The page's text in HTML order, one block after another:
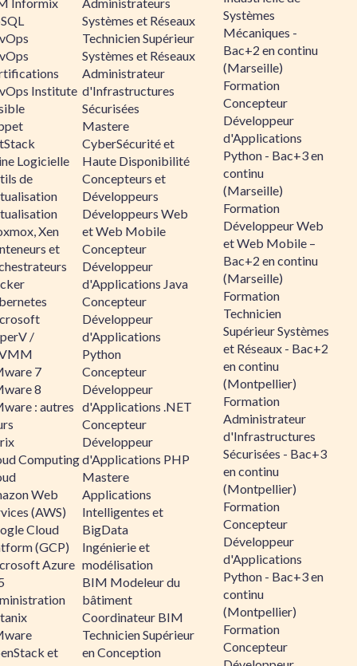
Institute
Logicielle
de
Xen
et
/
7
8
: autres
Computing
Web
(AWS)
Cloud
(GCP)
Azure
et
Systèmes et Réseaux
Technicien Supérieur
Systèmes et Réseaux
Administrateur
d'Infrastructures
Sécurisées
Mastere
CyberSécurité et
Haute Disponibilité
Concepteurs et
Développeurs
Développeurs Web
et Web Mobile
Concepteur
Développeur
d'Applications Java
Concepteur
Développeur
d'Applications
Python
Concepteur
Développeur
d'Applications .NET
Concepteur
Développeur
d'Applications PHP
Mastere
Applications
Intelligentes et
BigData
Ingénierie et
modélisation
BIM Modeleur du
bâtiment
Coordinateur BIM
Technicien Supérieur
en Conception
Systèmes
Mécaniques -
Bac+2 en continu
(Marseille)
Formation
Concepteur
Développeur
d'Applications
Python - Bac+3 en
continu
(Marseille)
Formation
Développeur Web
et Web Mobile –
Bac+2 en continu
(Marseille)
Formation
Technicien
Supérieur Systèmes
et Réseaux - Bac+2
en continu
(Montpellier)
Formation
Administrateur
d'Infrastructures
Sécurisées - Bac+3
en continu
(Montpellier)
Formation
Concepteur
Développeur
d'Applications
Python - Bac+3 en
continu
(Montpellier)
Formation
Concepteur